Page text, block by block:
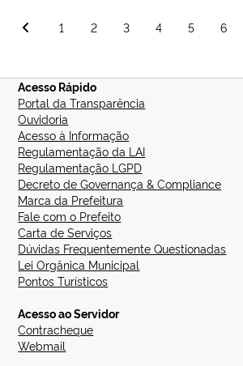
Paginação
de
1 2 3 4 5 6
Acesso Rápido
Portal da Transparência
Ouvidoria
Acesso à Informação
Regulamentação da LAI
Regulamentação LGPD
Decreto de Governança & Compliance
Marca da Prefeitura
Fale com o Prefeito
Carta de Serviços
Dúvidas Frequentemente Questionadas
Lei Orgânica Municipal
Pontos Turísticos
Acesso ao Servidor
Contracheque
Webmail